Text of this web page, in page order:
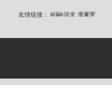
友情链接：
MBA论文
皇家罗
海注册公司 电动吊
滤料过滤效率检测